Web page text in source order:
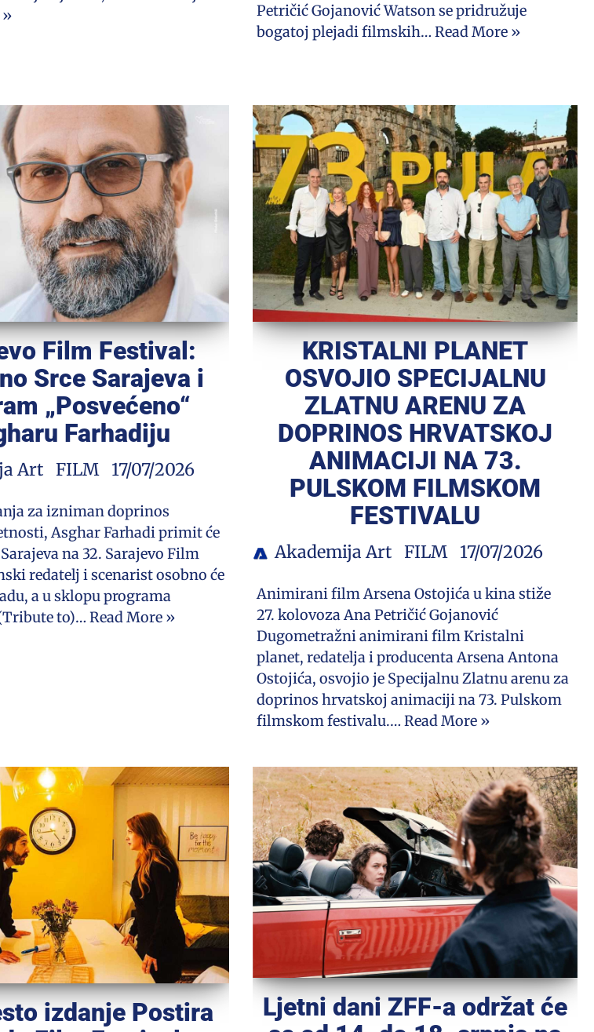
»
Petričić Gojanović Watson se pridružuje
bogatoj plejadi filmskih…Read More »
Film Festival:
Srce Sarajeva i
„Posvećeno“
Farhadiju
Art FILM 17/07/2026
za izniman doprinos
Asghar Farhadi primit će
na 32. Sarajevo Film
redatelj i scenarist osobno će
a u sklopu programa
to)… Read More »
KRISTALNI PLANET
OSVOJIO SPECIJALNU
ZLATNU ARENU ZA
DOPRINOS HRVATSKOJ
ANIMACIJI NA 73.
PULSKOM FILMSKOM
FESTIVALU
Akademija Art FILM 17/07/2026
Animirani film Arsena Ostojića u kina stiže
27. kolovoza Ana Petričić Gojanović
Dugometražni animirani film Kristalni
planet, redatelja i producenta Arsena Antona
Ostojića, osvojio je Specijalnu Zlatnu arenu za
doprinos hrvatskoj animaciji na 73. Pulskom
filmskom festivalu.…Read More »
izdanje Postira
Ljetni dani ZFF-a održat će